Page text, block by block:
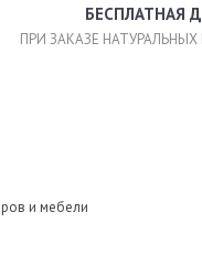
БЕСПЛАТНАЯ
ПРИ ЗАКАЗЕ НАТУРАЛЬНЫХ
и мебели